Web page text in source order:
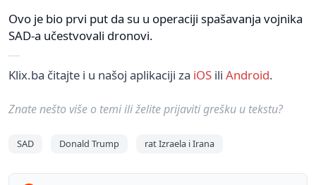
Ovo je bio prvi put da su u operaciji spašavanja vojnika
SAD-a učestvovali dronovi.
Klix.ba čitajte i u našoj aplikaciji za iOS ili Android.
Znate nešto više o temi ili želite prijaviti grešku u tekstu?
SAD Donald Trump rat Izraela i Irana